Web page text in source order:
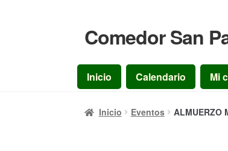
Ir
a
la
navegación
Ir
al
contenido
Comedor San
Inicio Calendario Mi
Inicio Eventos ALMUERZO